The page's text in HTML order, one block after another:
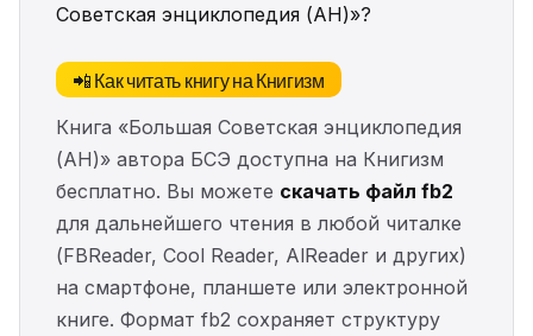
Советская энциклопедия (АН)»?
📲 Как читать книгу на Книгизм
Книга «Большая Советская энциклопедия
(АН)» автора БСЭ доступна на Книгизм
бесплатно. Вы можете скачать файл fb2
для дальнейшего чтения в любой читалке
(FBReader, Cool Reader, AlReader и других)
на смартфоне, планшете или электронной
книге. Формат fb2 сохраняет структуру